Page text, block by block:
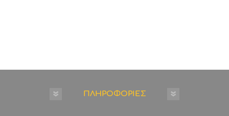
ΠΛΗΡΟΦΟΡΙΕΣ